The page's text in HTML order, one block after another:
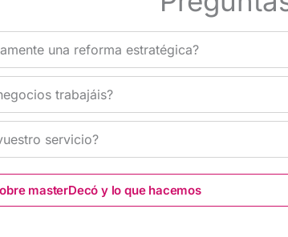
una reforma estratégica?
trabajáis?
servicio?
masterDecó y lo que hacemos